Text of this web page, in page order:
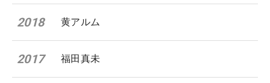
2018 黄アルム
2017 福田真未